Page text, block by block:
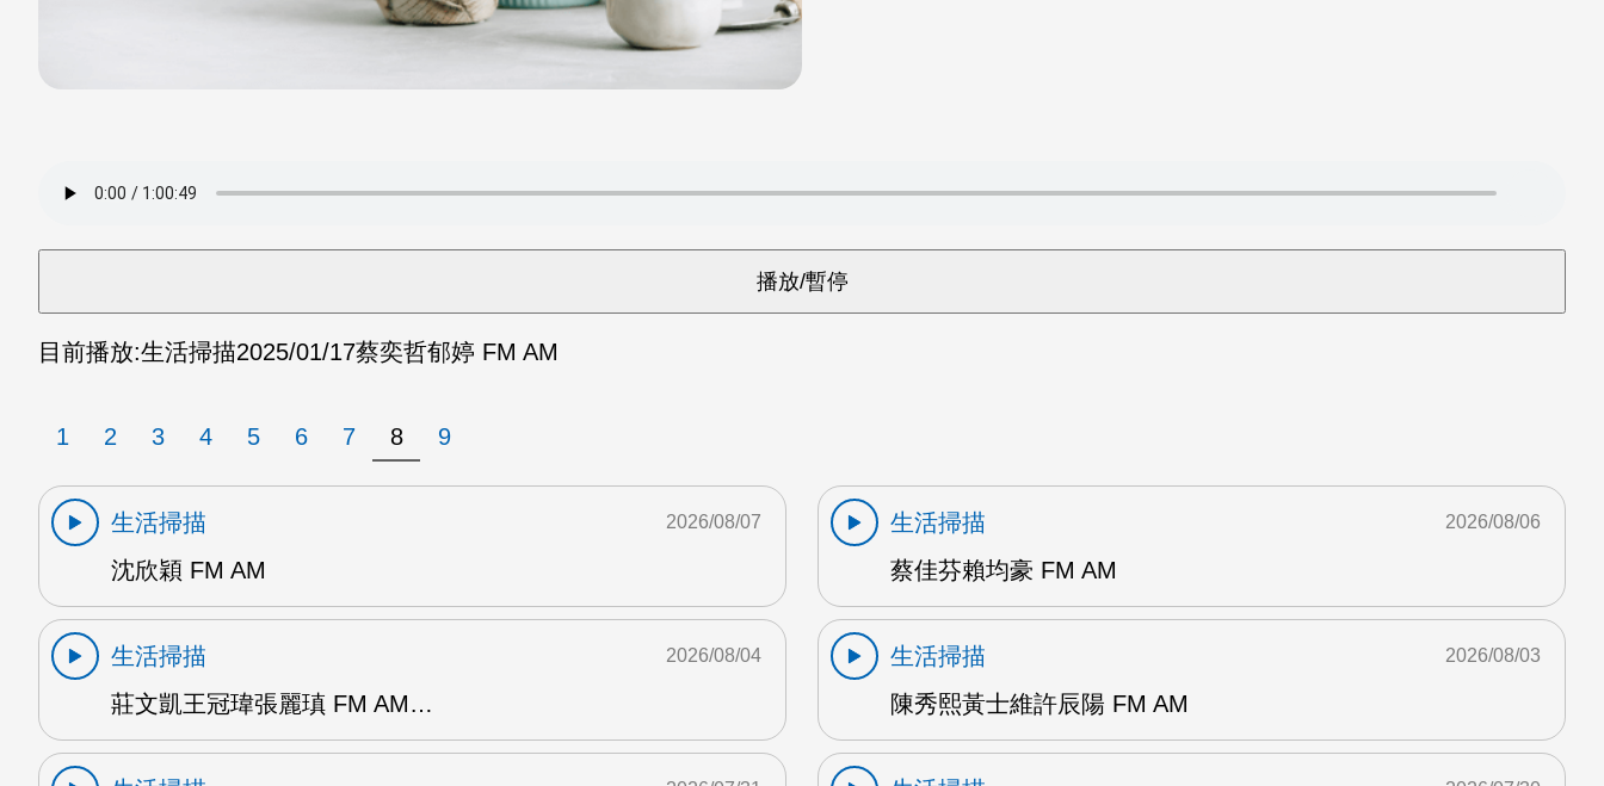
目前播放:生活掃描2025/01/17蔡奕哲郁婷 FM AM
1 2 3 4 5 6 7 8 9
生活掃描
沈欣穎 FM AM
2026/08/07
生活掃描
蔡佳芬賴均豪 FM AM
2026/08/06
生活掃描
莊文凱王冠瑋張麗瑱 FM AM…
2026/08/04
生活掃描
陳秀熙黃士維許辰陽 FM AM
2026/08/03